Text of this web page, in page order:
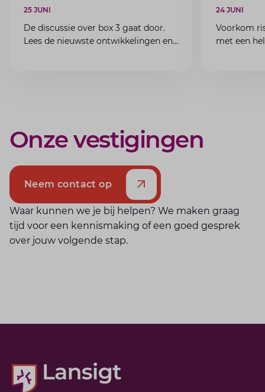
25 JUNI
De discussie over box 3 gaat door.
Lees de nieuwste ontwikkelingen en
24 JUNI
Voorkom
met een
Onze vestigingen
Neem contact op
Waar kunnen we je bij helpen? We maken graag
tijd voor een kennismaking of een goed gesprek
over jouw volgende stap.
Alphen aan den Rijn
Barendrecht
Gouda
Katwijk